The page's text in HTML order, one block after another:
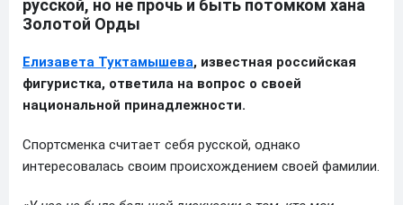
русской, но не прочь и быть потомком хана
Золотой Орды
Елизавета Туктамышева, известная российская
фигуристка, ответила на вопрос о своей
национальной принадлежности.
Спортсменка считает себя русской, однако
интересовалась своим происхождением своей фамилии.